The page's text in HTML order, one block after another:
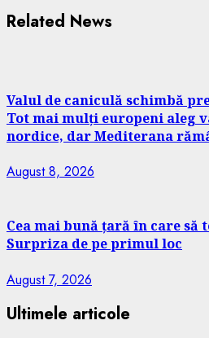
Related News
Valul de caniculă schimbă
Tot mai mulți europeni aleg
nordice, dar Mediterana
August 8, 2026
Cea mai bună țară în care să
Surpriza de pe primul loc
August 7, 2026
Ultimele articole